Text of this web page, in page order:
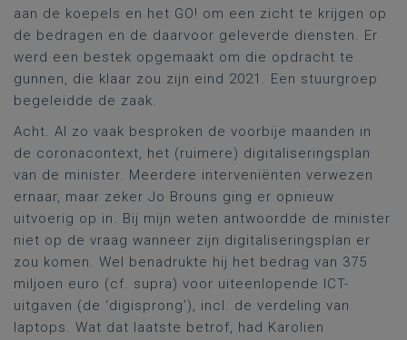
aan de koepels en het GO! om een zicht te krijgen op
de bedragen en de daarvoor geleverde diensten. Er
werd een bestek opgemaakt om die opdracht te
gunnen, die klaar zou zijn eind 2021. Een stuurgroep
begeleidde de zaak.
Acht. Al zo vaak besproken de voorbije maanden in
de coronacontext, het (ruimere) digitaliseringsplan
van de minister. Meerdere interveniënten verwezen
ernaar, maar zeker Jo Brouns ging er opnieuw
uitvoerig op in. Bij mijn weten antwoordde de minister
niet op de vraag wanneer zijn digitaliseringsplan er
zou komen. Wel benadrukte hij het bedrag van 375
miljoen euro (cf. supra) voor uiteenlopende ICT-
uitgaven (de ‘digisprong’), incl. de verdeling van
laptops. Wat dat laatste betrof, had Karolien